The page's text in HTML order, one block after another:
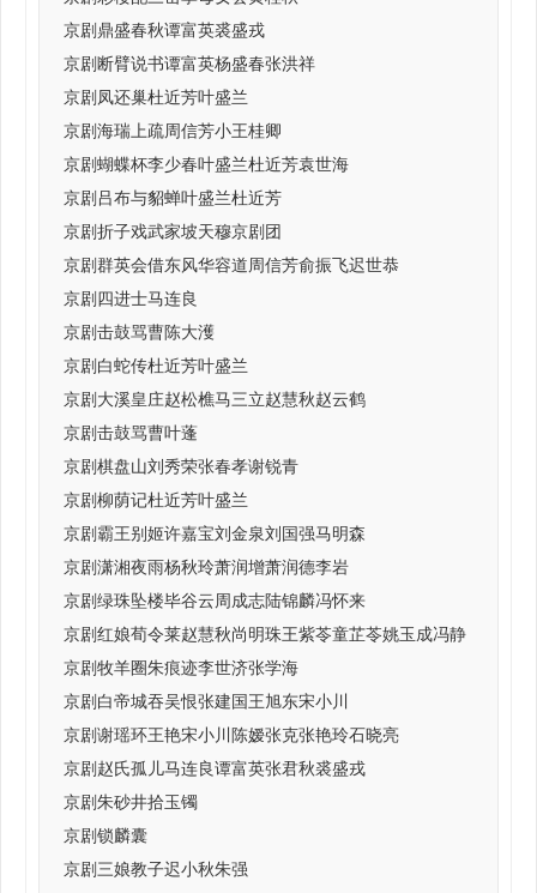
京剧鼎盛春秋谭富英裘盛戎
京剧断臂说书谭富英杨盛春张洪祥
京剧凤还巢杜近芳叶盛兰
京剧海瑞上疏周信芳小王桂卿
京剧蝴蝶杯李少春叶盛兰杜近芳袁世海
京剧吕布与貂蝉叶盛兰杜近芳
京剧折子戏武家坡天穆京剧团
京剧群英会借东风华容道周信芳俞振飞迟世恭
京剧四进士马连良
京剧击鼓骂曹陈大濩
京剧白蛇传杜近芳叶盛兰
京剧大溪皇庄赵松樵马三立赵慧秋赵云鹤
京剧击鼓骂曹叶蓬
京剧棋盘山刘秀荣张春孝谢锐青
京剧柳荫记杜近芳叶盛兰
京剧霸王别姬许嘉宝刘金泉刘国强马明森
京剧潇湘夜雨杨秋玲萧润增萧润德李岩
京剧绿珠坠楼毕谷云周成志陆锦麟冯怀来
京剧红娘荀令莱赵慧秋尚明珠王紫苓童芷苓姚玉成冯静
京剧牧羊圈朱痕迹李世济张学海
京剧白帝城吞吴恨张建国王旭东宋小川
京剧谢瑶环王艳宋小川陈嫒张克张艳玲石晓亮
京剧赵氏孤儿马连良谭富英张君秋裘盛戎
京剧朱砂井拾玉镯
京剧锁麟囊
京剧三娘教子迟小秋朱强